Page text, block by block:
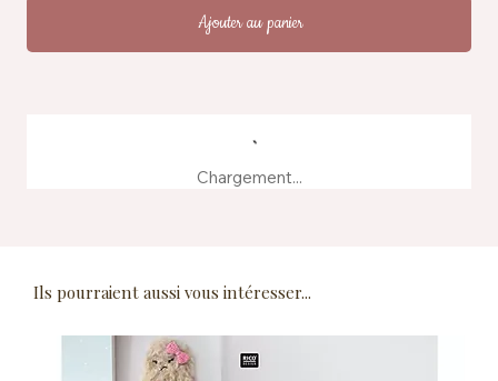
Ajouter au panier
Chargement...
Ils pourraient aussi vous intéresser...